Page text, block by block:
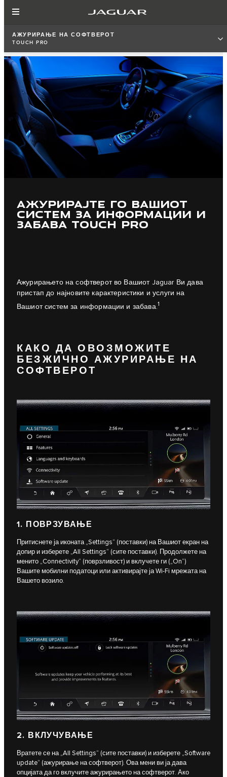
АЖУРИРАЊЕ НА СОФТВЕРОТ
TOUCH PRO
АЖУРИРАЈТЕ ГО ВАШИОТ
СИСТЕМ ЗА ИНФОРМАЦИИ И
ЗАБАВА TOUCH PRO
Ажурирањето на софтверот во Вашиот Jaguar Ви дава
пристап до најновите карактеристики и услуги на
Вашиот систем за информации и забава. 1
КАКО ДА ОВОЗМОЖИТЕ
БЕЗЖИЧНО АЖУРИРАЊЕ НА
СОФТВЕРОТ
1. ПОВРЗУВАЊЕ
Притиснете ја иконата „Settings“ (поставки) на Вашиот екран на
допир и изберете „All Settings“ (сите поставки). Продолжете на
менито „Connectivity“ (поврзливост) и вклучете ги („On“)
Вашите мобилни податоци или активирајте ја Wi-Fi мрежата на
Вашето возило.
2. ВКЛУЧУВАЊЕ
Вратете се на „All Settings“ (сите поставки) и изберете „Software
update“ (ажурирање на софтверот). Ова мени ви ја дава
опцијата да го вклучите ажурирањето на софтверот. Ако